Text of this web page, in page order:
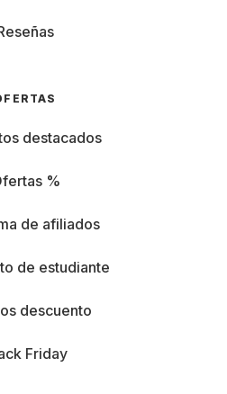
destacados
%
de afiliados
de estudiante
descuento
Friday